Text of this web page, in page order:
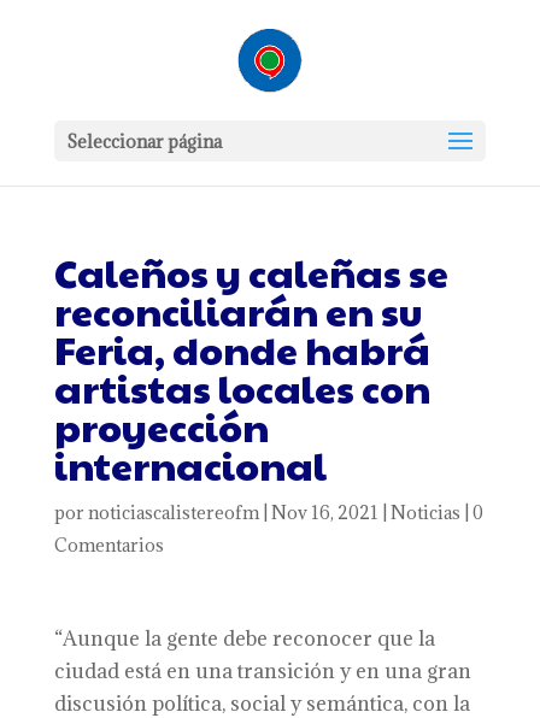
Seleccionar página
Caleños y caleñas se
reconciliarán en su
Feria, donde habrá
artistas locales con
proyección
internacional
por noticiascalistereofm| Nov 16, 2021 Noticias 0
Comentarios
“Aunque la gente debe reconocer que la
ciudad está en una transición y en una gran
discusión política, social y semántica, con la